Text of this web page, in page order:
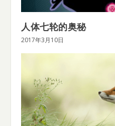
人体七轮的奥秘
2017年3月10日